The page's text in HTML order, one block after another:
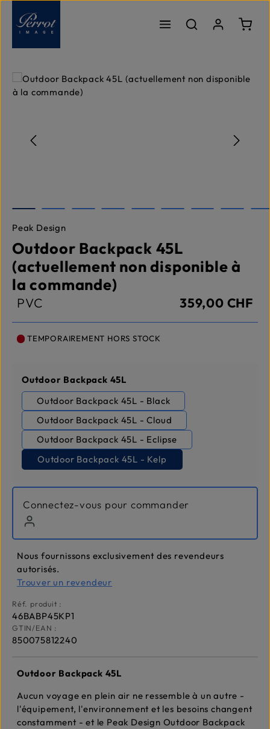
Passer au contenu principal
Le
Ignorer la galerie d'images
Peak Design
Outdoor Backpack 45L
(actuellement non disponible à
la commande)
PVC 359,00 CHF
TEMPORAIREMENT HORS STOCK
Sélectionnez
Outdoor Backpack 45L
Outdoor Backpack 45L - Black
Outdoor Backpack 45L - Cloud
Outdoor Backpack 45L - Eclipse
Outdoor Backpack 45L - Kelp
Connectez-vous pour commander
Nous fournissons exclusivement des revendeurs
autorisés.
Trouver un revendeur
Réf. produit :
46BABP45KP1
GTIN/EAN :
850075812240
Outdoor Backpack 45L
Aucun voyage en plein air ne ressemble à un autre -
l'équipement, l'environnement et les besoins changent
constamment - et le Peak Design Outdoor Backpack